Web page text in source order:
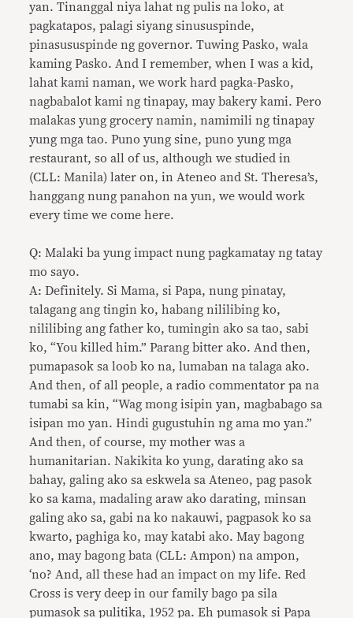
yan. Tinanggal niya lahat ng pulis na loko, at
pagkatapos, palagi siyang sinususpinde,
pinasususpinde ng governor. Tuwing Pasko, wala
kaming Pasko. And I remember, when I was a kid,
lahat kami naman, we work hard pagka-Pasko,
nagbabalot kami ng tinapay, may bakery kami. Pero
malakas yung grocery namin, namimili ng tinapay
yung mga tao. Puno yung sine, puno yung mga
restaurant, so all of us, although we studied in
(CLL: Manila) later on, in Ateneo and St. Theresa’s,
hanggang nung panahon na yun, we would work
every time we come here.
Q: Malaki ba yung impact nung pagkamatay ng tatay
mo sayo.
A: Definitely. Si Mama, si Papa, nung pinatay,
talagang ang tingin ko, habang nililibing ko,
nililibing ang father ko, tumingin ako sa tao, sabi
ko, “You killed him.” Parang bitter ako. And then,
pumapasok sa loob ko na, lumaban na talaga ako.
And then, of all people, a radio commentator pa na
tumabi sa kin, “Wag mong isipin yan, magbabago sa
isipan mo yan. Hindi gugustuhin ng ama mo yan.”
And then, of course, my mother was a
humanitarian. Nakikita ko yung, darating ako sa
bahay, galing ako sa eskwela sa Ateneo, pag pasok
ko sa kama, madaling araw ako darating, minsan
galing ako sa, gabi na ko nakauwi, pagpasok ko sa
kwarto, paghiga ko, may katabi ako. May bagong
ano, may bagong bata (CLL: Ampon) na ampon,
‘no? And, all these had an impact on my life. Red
Cross is very deep in our family bago pa sila
pumasok sa pulitika, 1952 pa. Eh pumasok si Papa